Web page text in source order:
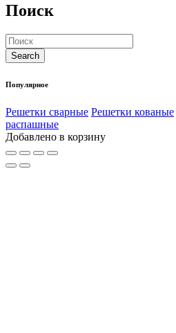
Поиск
Популярное
Решетки сварные Решетки кованые
распашные
Добавлено в корзину